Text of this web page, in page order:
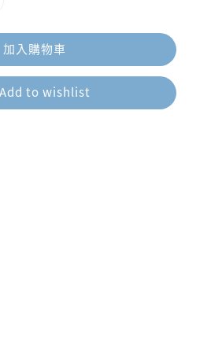
加入購物車
Add to wishlist